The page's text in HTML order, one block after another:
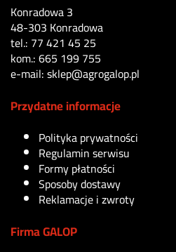
Konradowa 3
48-303 Konradowa
tel.: 77 421 45 25
kom.: 665 199 755
e-mail: sklep@agrogalop.pl
Przydatne informacje
Polityka prywatności
Regulamin serwisu
Formy płatności
Sposoby dostawy
Reklamacje i zwroty
Firma GALOP